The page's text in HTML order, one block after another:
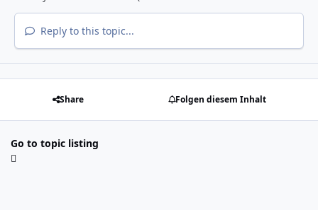
Reply to this topic...
Share Folgen diesem Inhalt
Go to topic listing